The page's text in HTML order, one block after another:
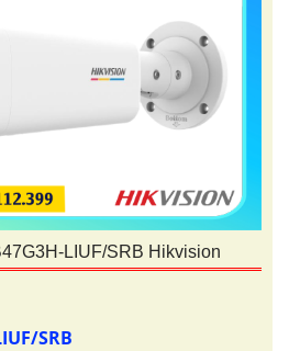
LIUF/SRB Hikvision
SRB